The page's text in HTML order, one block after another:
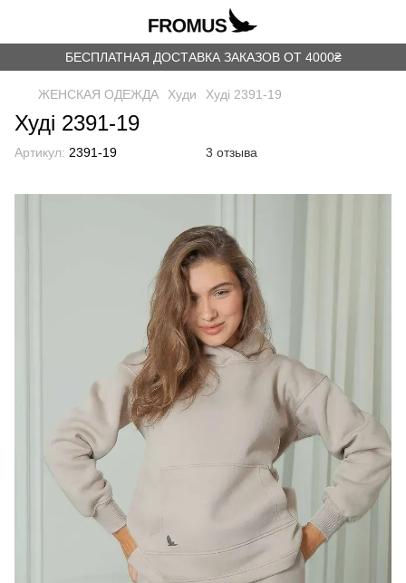
БЕСПЛАТНАЯ ДОСТАВКА ЗАКАЗОВ ОТ 4000₴
ЖЕНСКАЯ ОДЕЖДА Худи Худі 2391-19
Худі 2391-19
Артикул: 2391-19 3 отзыва